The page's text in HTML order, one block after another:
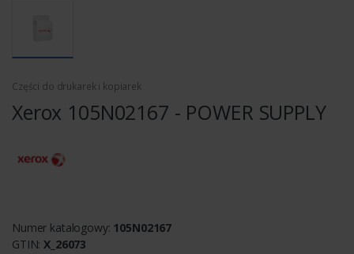
Części do drukarek i kopiarek
Xerox 105N02167 - POWER SUPPLY
Numer katalogowy: 105N02167
GTIN:X_26073